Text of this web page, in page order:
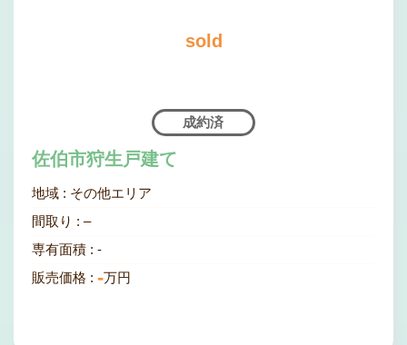
sold
成約済
佐伯市狩生戸建て
地域 : その他エリア
間取り : –
専有面積 : -
販売価格 : -万円